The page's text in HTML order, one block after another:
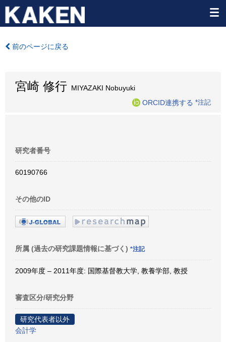
前のページに戻る
宮崎 修行 MIYAZAKI Nobuyuki
ORCID連携する *注記
研究者番号
60190766
その他のID
所属 (過去の研究課題情報に基づく) *注記
2009年度 – 2011年度: 国際基督教大学, 教養学部, 教授
審査区分/研究分野
研究代表者以外
会計学